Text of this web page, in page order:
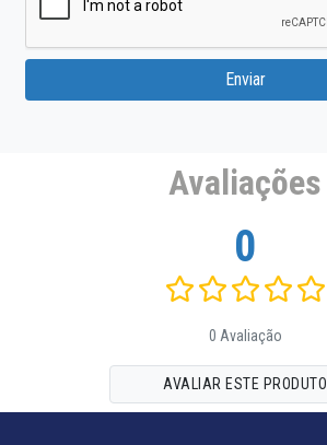
Enviar
Avaliações
0
0 Avaliação
AVALIAR ESTE PRODUTO